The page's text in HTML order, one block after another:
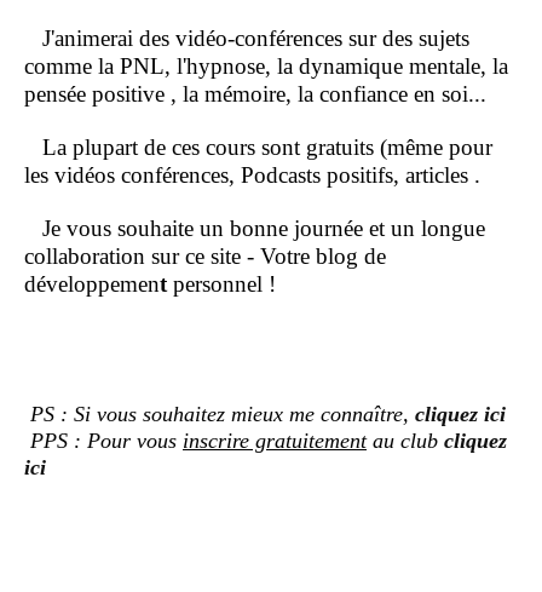
J'animerai des vidéo-conférences sur des sujets
comme la PNL, l'hypnose, la dynamique mentale, la
pensée positive , la mémoire, la confiance en soi...
La plupart de ces cours sont gratuits (même pour
les vidéos conférences, Podcasts positifs, articles .
Je vous souhaite un bonne journée et un longue
collaboration sur ce site - Votre blog de
développement personnel !
PS : Si vous souhaitez mieux me connaître, cliquez ici
PPS : Pour vous inscrire gratuitementau club cliquez
ici